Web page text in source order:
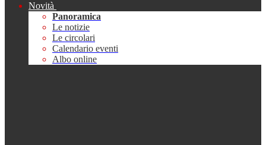
Novità
Panoramica
Le notizie
Le circolari
Calendario eventi
Albo online